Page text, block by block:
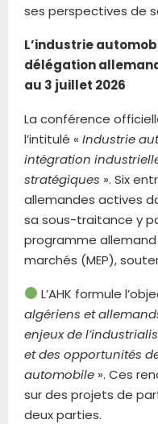
ses perspectives de
L’industrie
délégation
au 3 juillet 2026
La conférence
l’intitulé « Industrie
intégration
stratégiques ». Six
allemandes actives
sa sous-traitance y
programme
marchés (MEP),
L’AHK formule
algériens et
enjeux de
et des opportunités
automobile ». Ces
sur des projets de
deux parties.